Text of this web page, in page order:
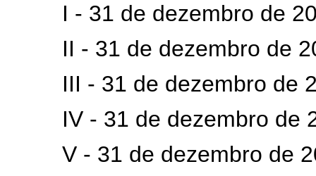
I - 31 de dezembro de
II - 31 de dezembro de
III - 31 de dezembro de
IV - 31 de dezembro de
V - 31 de dezembro de